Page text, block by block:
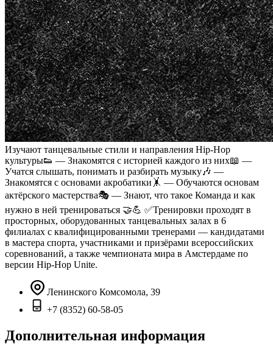
Изучают танцевальные стили и направления Hip-Hop
культуры👟 — Знакомятся с историей каждого из них📖 —
Учатся слышать, понимать и разбирать музыку🎶 —
Знакомятся с основами акробатики🤸 — Обучаются основам
актёрского мастерства🎭 — Знают, что такое Команда и как
нужно в ней тренироваться 🤝💪 ✅Тренировки проходят в
просторных, оборудованных танцевальных залах в 6
филиалах с квалифицированными тренерами — кандидатами
в мастера спорта, участниками и призёрами всероссийских
соревнований, а также чемпионата мира в Амстердаме по
версии Hip-Hop Unite.
Ленинского Комсомола, 39
+7 (8352) 60-58-05
Дополнительная информация